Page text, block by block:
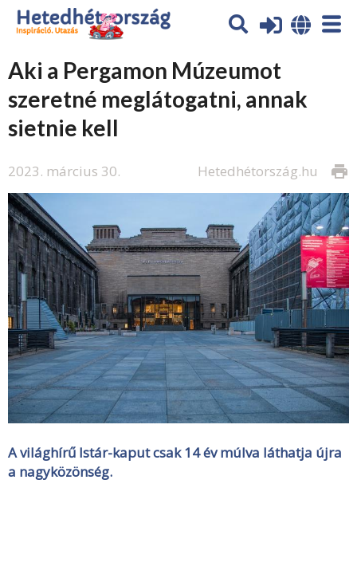
Aki a Pergamon Múzeumot
szeretné meglátogatni, annak
sietnie kell
2023. március 30. print
Hetedhétország.hu
A világhírű Istár-kaput csak 14 év múlva láthatja újra
a nagyközönség.